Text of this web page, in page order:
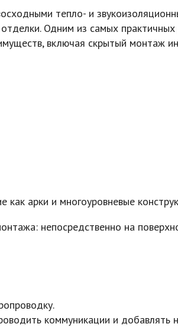
тепло- и
Одним из самых
включая скрытый монтаж
арки и многоуровневые
непосредственно на
коммуникации и добавлять